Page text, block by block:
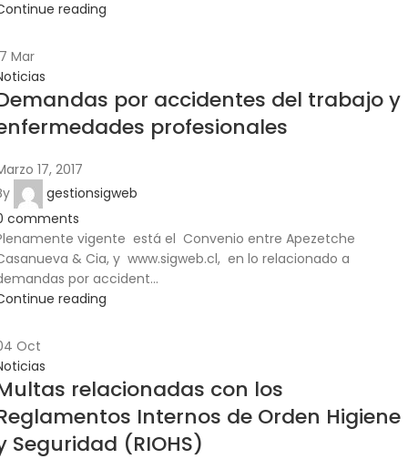
reading
Mar
por accidentes del trabajo y
profesionales
17, 2017
gestionsigweb
comments
vigente está el Convenio entre Apezetche
& Cia, y www.sigweb.cl, en lo relacionado a
por accident...
reading
Oct
relacionadas con los
Internos de Orden Higiene
Seguridad (RIOHS)